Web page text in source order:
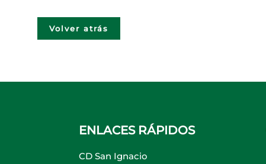
Volver atrás
ENLACES RÁPIDOS
CD San Ignacio